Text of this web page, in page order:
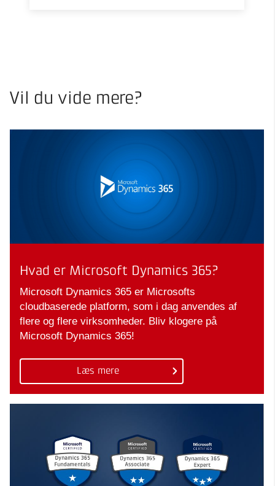
Vil du vide mere?
Hvad er Microsoft Dynamics 365?
Microsoft Dynamics 365 er Microsofts
cloudbaserede platform, som i dag anvendes af
flere og flere virksomheder. Bliv klogere på
Microsoft Dynamics 365!
Læs mere